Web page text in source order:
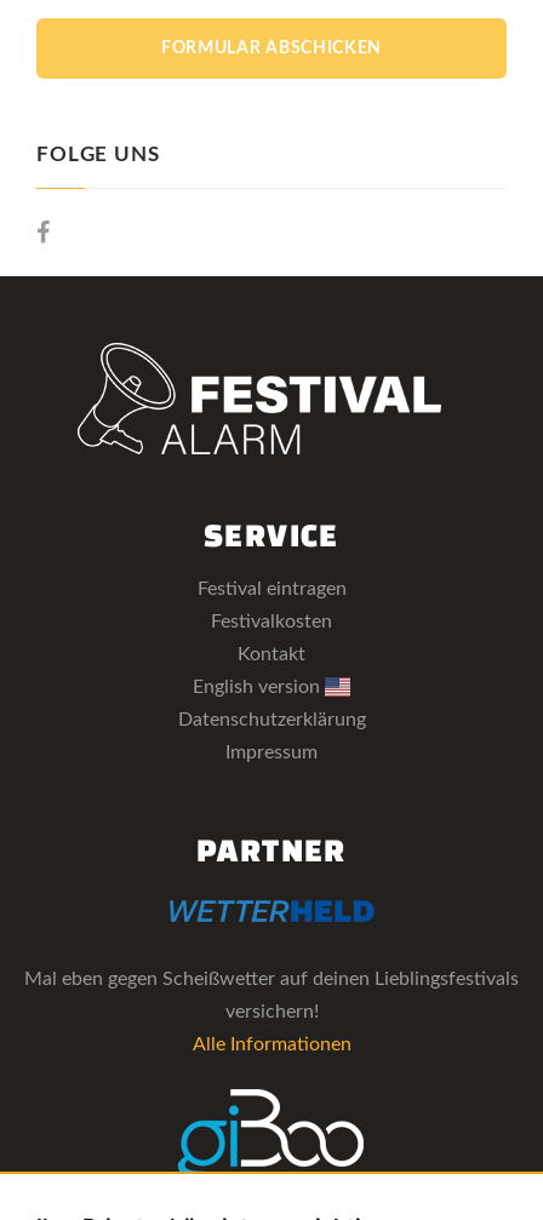
FOLGE UNS
SERVICE
Festival eintragen
Festivalkosten
Kontakt
English version
Datenschutzerklärung
Impressum
PARTNER
Mal eben gegen Scheißwetter auf deinen Lieblingsfestivals
versichern!
Alle Informationen